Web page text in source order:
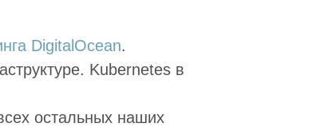
DigitalOcean.
Kubernetes в
остальных наших